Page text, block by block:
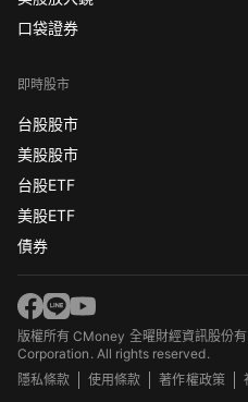
口袋證券
即時股市
台股股市
美股股市
台股ETF
美股ETF
債券
版權所有 CMoney 全曜財經資訊股
Corporation. All rights reserved.
隱私條款
使用條款 著作權政策